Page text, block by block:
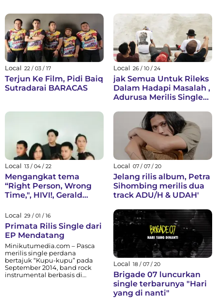
Local 22 / 03 / 17
Terjun Ke Film, Pidi Baiq
Sutradarai BARACAS
Local 26 / 10 / 24
jak Semua Untuk Rileks
Dalam Hadapi Masalah ,
Adurusa Merilis Single
Local 13 / 04 / 22
Mengangkat tema
“Right Person, Wrong
Time,", HIVI!, Gerald
dan Sri Hanuraga
Kembali Merilis Lagu
Kolaborasi Berjudul
“Mengapa Baru
Sekarang?”
Local 07 / 07 / 20
Jelang rilis album, Petra
Sihombing merilis dua
track ADU/H & UDAH'
Local 29 / 01 / 16
Primata Rilis Single dari
EP Mendatang
Minikutumedia.com – Pasca
merilis single perdana
bertajuk “Kupu-kupu” pada
September 2014, band rock
instrumental berbasis di
Local 18 / 07 / 20
Brigade 07 luncurkan
single terbarunya "Hari
yang di nanti"